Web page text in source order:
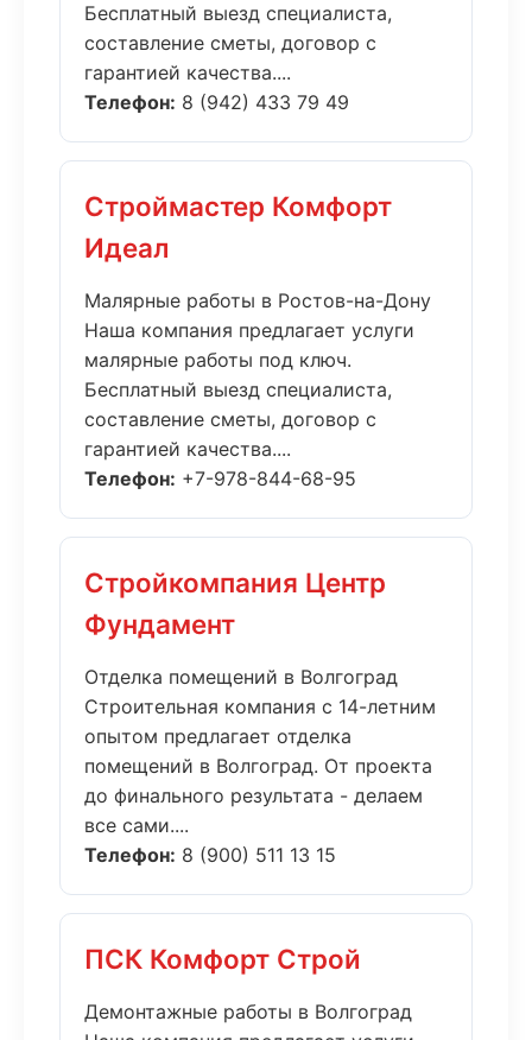
Бесплатный выезд специалиста,
составление сметы, договор с
гарантией качества....
Телефон: 8 (942) 433 79 49
Строймастер Комфорт
Идеал
Малярные работы в Ростов-на-Дону
Наша компания предлагает услуги
малярные работы под ключ.
Бесплатный выезд специалиста,
составление сметы, договор с
гарантией качества....
Телефон: +7-978-844-68-95
Стройкомпания Центр
Фундамент
Отделка помещений в Волгоград
Строительная компания с 14-летним
опытом предлагает отделка
помещений в Волгоград. От проекта
до финального результата - делаем
все сами....
Телефон: 8 (900) 511 13 15
ПСК Комфорт Строй
Демонтажные работы в Волгоград